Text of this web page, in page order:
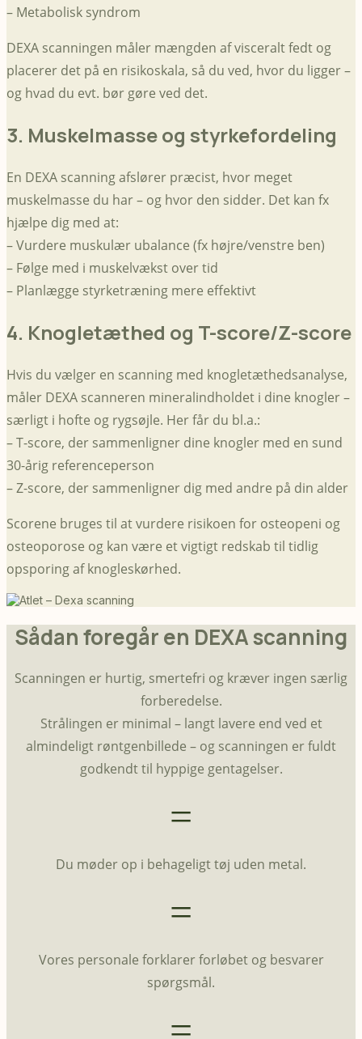
– Metabolisk syndrom
DEXA scanningen måler mængden af visceralt fedt og
placerer det på en risikoskala, så du ved, hvor du ligger –
og hvad du evt. bør gøre ved det.
3. Muskelmasse og styrkefordeling
En DEXA scanning afslører præcist, hvor meget
muskelmasse du har – og hvor den sidder. Det kan fx
hjælpe dig med at:
– Vurdere muskulær ubalance (fx højre/venstre ben)
– Følge med i muskelvækst over tid
– Planlægge styrketræning mere effektivt
4. Knogletæthed og T-score/Z-score
Hvis du vælger en scanning med knogletæthedsanalyse,
måler DEXA scanneren mineralindholdet i dine knogler –
særligt i hofte og rygsøjle. Her får du bl.a.:
– T-score, der sammenligner dine knogler med en sund
30-årig referenceperson
– Z-score, der sammenligner dig med andre på din alder
Scorene bruges til at vurdere risikoen for osteopeni og
osteoporose og kan være et vigtigt redskab til tidlig
opsporing af knogleskørhed.
Sådan foregår en DEXA scanning
Scanningen er hurtig, smertefri og kræver ingen særlig
forberedelse.
Strålingen er minimal – langt lavere end ved et
almindeligt røntgenbillede – og scanningen er fuldt
godkendt til hyppige gentagelser.
=
Du møder op i behageligt tøj uden metal.
=
Vores personale forklarer forløbet og besvarer
spørgsmål.